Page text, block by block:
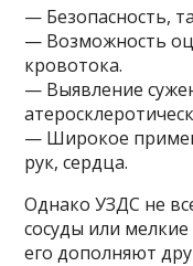
— Безопасность,
— Возможность
кровотока.
— Выявление
— Широкое
рук, сердца.
Однако УЗДС не
сосуды или
его дополняют